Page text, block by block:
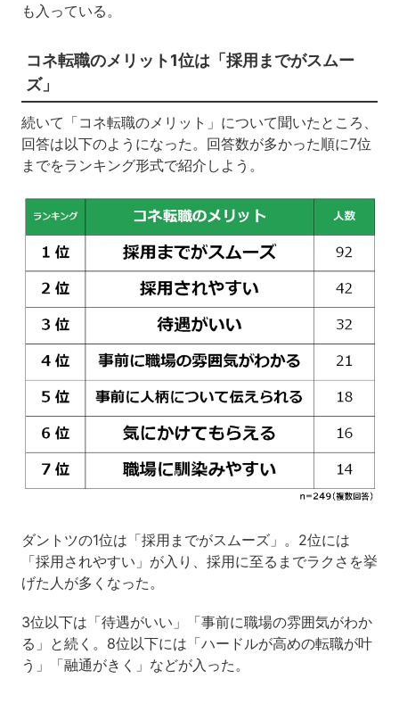
も入っている。
コネ転職のメリット1位は「採用までがスムー
ズ」
続いて「コネ転職のメリット」について聞いたところ、
回答は以下のようになった。回答数が多かった順に7位
までをランキング形式で紹介しよう。
ダントツの1位は「採用までがスムーズ」。2位には
「採用されやすい」が入り、採用に至るまでラクさを挙
げた人が多くなった。
3位以下は「待遇がいい」「事前に職場の雰囲気がわか
る」と続く。8位以下には「ハードルが高めの転職が叶
う」「融通がきく」などが入った。